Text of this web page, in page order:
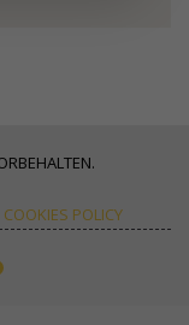
COOKIES POLICY